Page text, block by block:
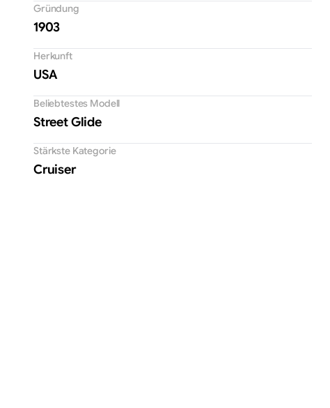
Gründung
1903
Herkunft
USA
Beliebtestes Modell
Street Glide
Stärkste Kategorie
Cruiser